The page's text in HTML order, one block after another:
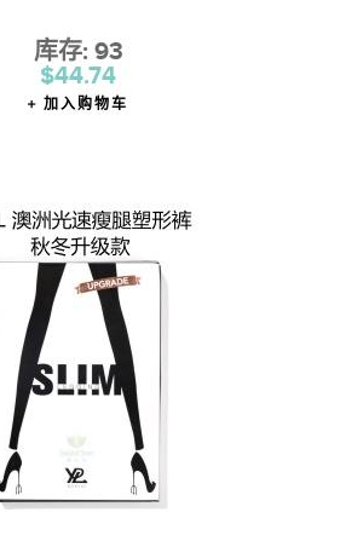
库存: 93
$44.74
加入购物车